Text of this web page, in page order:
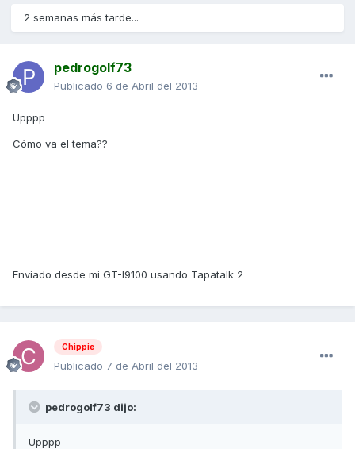
2 semanas más tarde...
pedrogolf73
Publicado 6 de Abril del 2013
Upppp
Cómo va el tema??
Enviado desde mi GT-I9100 usando Tapatalk 2
Chippie
Publicado 7 de Abril del 2013
pedrogolf73 dijo:
Upppp